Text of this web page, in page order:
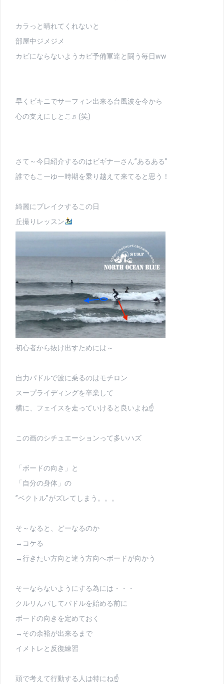
カラっと晴れてくれないと
部屋中ジメジメ
カビにならないようカビ予備軍達と闘う毎日ww
早くビキニでサーフィン出来る台風波を今から
心の支えにしとこ♬(笑)
さて～今日紹介するのはビギナーさん”あるある”
誰でもこーゆー時期を乗り越えて来てると思う！
綺麗にブレイクするこの日
丘撮りレッスン
初心者から抜け出すためには～
自力パドルで波に乗るのはモチロン
スープライディングを卒業して
横に、フェイスを走っていけると良いよね☝
この画のシチュエーションって多いハズ
「ボードの向き」と
「自分の身体」の
”ベクトル”がズレてしまう。。。
そ～なると、どーなるのか
→コケる
→行きたい方向と違う方向へボードが向かう
そーならないようにする為には・・・
クルリんパしてパドルを始める前に
ボードの向きを定めておく
→その余裕が出来るまで
イメトレと反復練習
頭で考えて行動する人は特にね☝